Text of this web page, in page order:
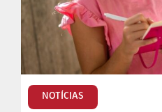
NOTÍCIAS